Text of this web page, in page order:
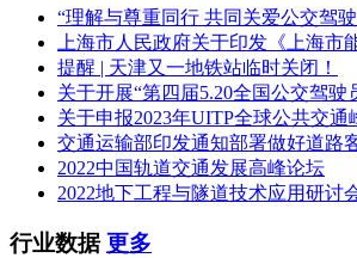
“理解与尊重同行 共同关爱公交驾
上海市人民政府关于印发《上海市
提醒 | 天津又一地铁站临时关闭！
关于开展“第四届5.20全国公交驾驶
关于申报2023年UITP全球公共交
交通运输部印发通知部署做好道路
2022中国轨道交通发展高峰论坛
2022地下工程与隧道技术应用研讨
行业数据更多